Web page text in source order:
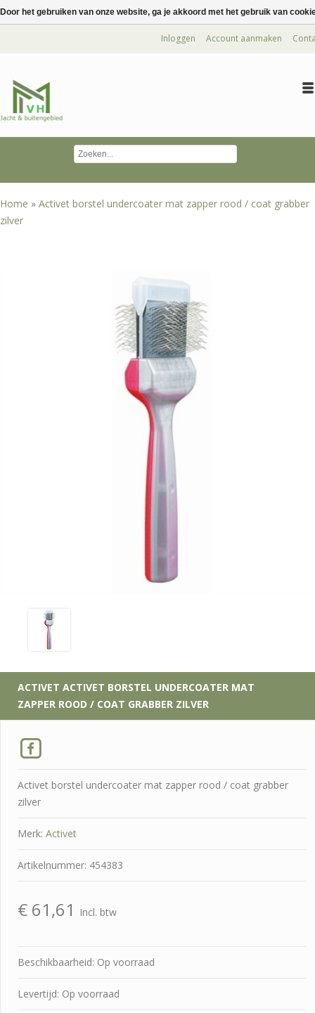
Inloggen Account aanmaken
Home » Activet borstel undercoater mat zapper rood / coat grabber
zilver
ACTIVET ACTIVET BORSTEL UNDERCOATER MAT
ZAPPER ROOD / COAT GRABBER ZILVER
Activet borstel undercoater mat zapper rood / coat grabber
zilver
Merk: Activet
Artikelnummer: 454383
€ 61,61 Incl. btw
Beschikbaarheid: Op voorraad
Levertijd: Op voorraad
Door het gebruiken van onze website, ga je akkoord met het gebruik van